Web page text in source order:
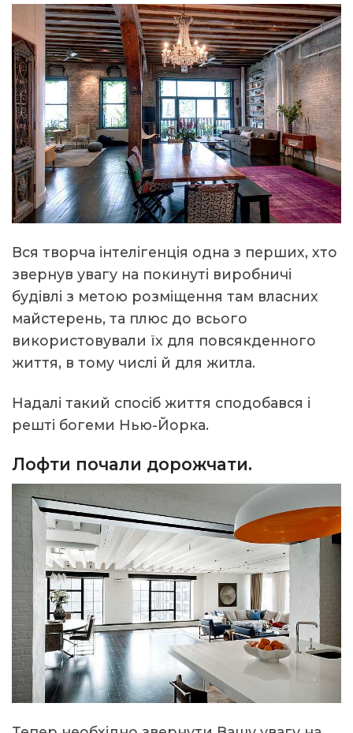
Вся творча інтелігенція одна з перших, хто
звернув увагу на покинуті виробничі
будівлі з метою розміщення там власних
майстерень, та плюс до всього
використовували їх для повсякденного
життя, в тому числі й для житла.
Надалі такий спосіб життя сподобався і
решті богеми Нью-Йорка.
Лофти почали дорожчати.